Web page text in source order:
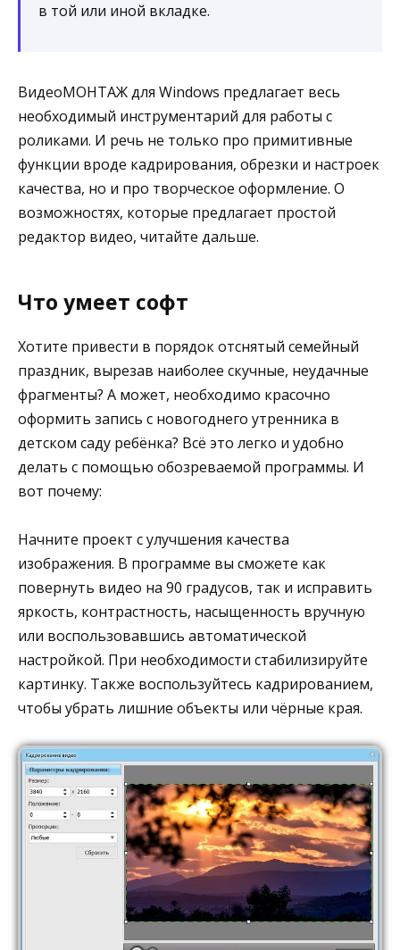
в той или иной вкладке.
ВидеоМОНТАЖ для Windows предлагает весь
необходимый инструментарий для работы с
роликами. И речь не только про примитивные
функции вроде кадрирования, обрезки и настроек
качества, но и про творческое оформление. О
возможностях, которые предлагает простой
редактор видео, читайте дальше.
Что умеет софт
Хотите привести в порядок отснятый семейный
праздник, вырезав наиболее скучные, неудачные
фрагменты? А может, необходимо красочно
оформить запись с новогоднего утренника в
детском саду ребёнка? Всё это легко и удобно
делать с помощью обозреваемой программы. И
вот почему:
Начните проект с улучшения качества
изображения. В программе вы сможете как
повернуть видео на 90 градусов, так и исправить
яркость, контрастность, насыщенность вручную
или воспользовавшись автоматической
настройкой. При необходимости стабилизируйте
картинку. Также воспользуйтесь кадрированием,
чтобы убрать лишние объекты или чёрные края.